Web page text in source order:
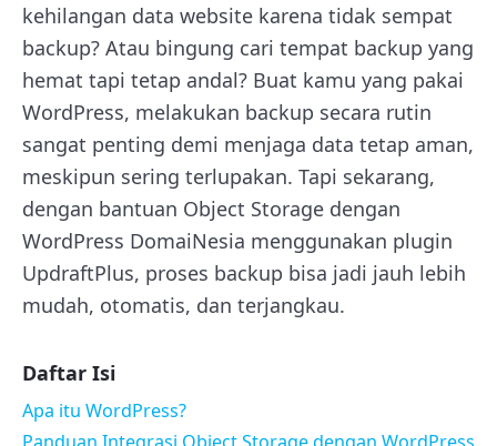
kehilangan data website karena tidak sempat
backup? Atau bingung cari tempat backup yang
hemat tapi tetap andal? Buat kamu yang pakai
WordPress, melakukan backup secara rutin
sangat penting demi menjaga data tetap aman,
meskipun sering terlupakan. Tapi sekarang,
dengan bantuan Object Storage dengan
WordPress DomaiNesia menggunakan plugin
UpdraftPlus, proses backup bisa jadi jauh lebih
mudah, otomatis, dan terjangkau.
Daftar Isi
Apa itu WordPress?
Panduan Integrasi Object Storage dengan WordPress